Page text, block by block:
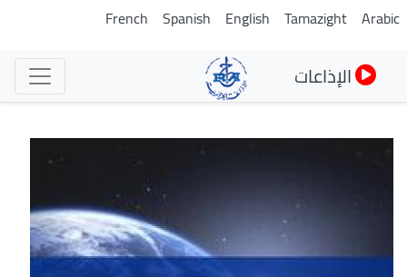
تجاوز
Arabic
Tamazight
English
Spanish
French
الإذاعات